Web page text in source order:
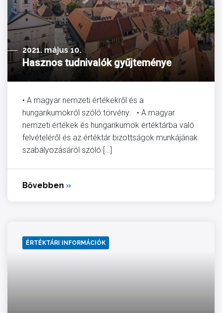
2021. május 10.
Hasznos tudnivalók gyűjteménye
• A magyar nemzeti értékekről és a
hungarikumokról szóló törvény: • A magyar
nemzeti értékek és hungarikumok értéktárba való
felvételéről és az értéktár bizottságok munkájának
szabályozásáról szóló […]
Bővebben »
ÉRTÉKTÁRI INFORMÁCIÓK